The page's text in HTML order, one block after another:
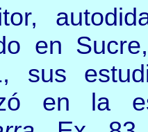
en
sus
en la